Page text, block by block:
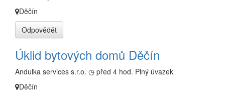
Děčín
Odpovědět
Úklid bytových domů Děčín
Andulka services s.r.o. ◷ před 4 hod. Plný úvazek
Děčín